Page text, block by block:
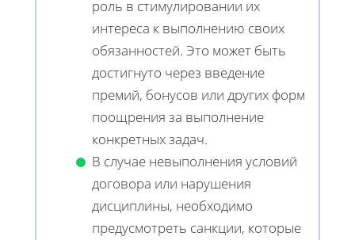
роль в стимулировании их
интереса к выполнению своих
обязанностей. Это может быть
достигнуто через введение
премий, бонусов или других форм
поощрения за выполнение
конкретных задач.
В случае невыполнения условий
договора или нарушения
дисциплины, необходимо
предусмотреть санкции, которые